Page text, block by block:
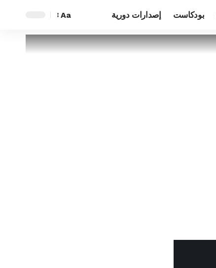
بودكاست إصدارات دورية Aa